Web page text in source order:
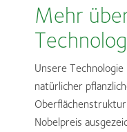
Mehr
Unsere
natürlicher
Nobelpreis